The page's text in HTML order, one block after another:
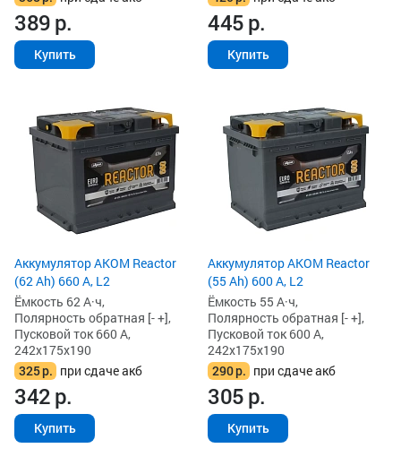
389р.
Купить
445р.
Купить
Аккумулятор AKOM Reactor
(62 Ah) 660 А, L2
Ёмкость 62 А·ч,
Полярность обратная [- +],
Пусковой ток 660 А,
242x175x190
325р. при сдаче акб
342р.
Купить
Аккумулятор AKOM Reactor
(55 Ah) 600 А, L2
Ёмкость 55 А·ч,
Полярность обратная [- +],
Пусковой ток 600 А,
242x175x190
290р. при сдаче акб
305р.
Купить